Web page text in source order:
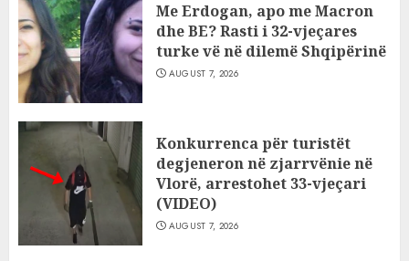
Me Erdogan, apo me Macron
dhe BE? Rasti i 32-vjeçares
turke vë në dilemë Shqipërinë
AUGUST 7, 2026
Konkurrenca për turistët
degjeneron në zjarrvënie në
Vlorë, arrestohet 33-vjeçari
(VIDEO)
AUGUST 7, 2026